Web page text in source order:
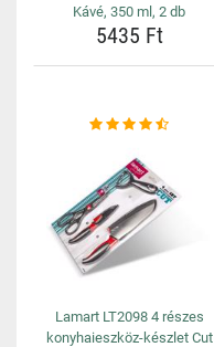
Kávé, 350 ml, 2 db
5435 Ft
Lamart LT2098 4 részes
konyhaieszköz-készlet Cut